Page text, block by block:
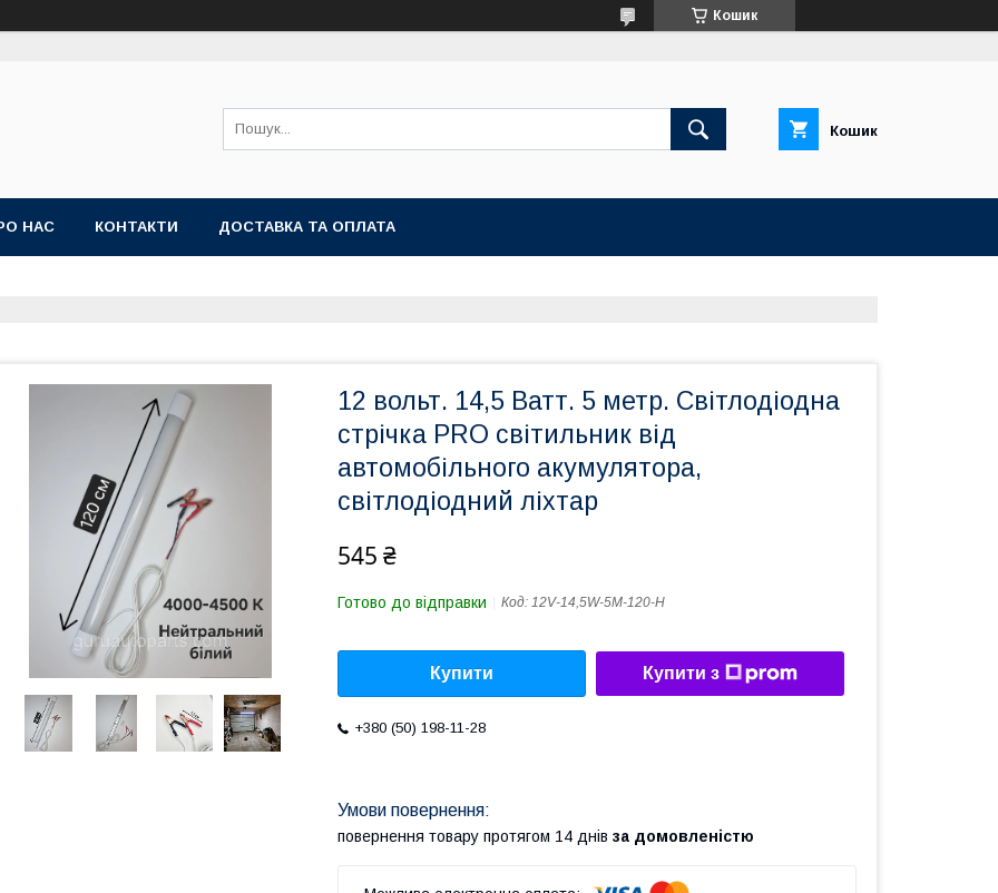
Кошик
Кошик
НАС КОНТАКТИ ДОСТАВКА ТА ОПЛАТА
12 вольт. 14,5 Ватт. 5 метр. Світлодіодна
стрічка PRO світильник від
автомобільного акумулятора,
світлодіодний ліхтар
545 ₴
Готово до відправки Код: 12V-14,5W-5M-120-Н
Купити Купити з
+380 (50) 198-11-28
повернення товару протягом 14 днів за домовленістю